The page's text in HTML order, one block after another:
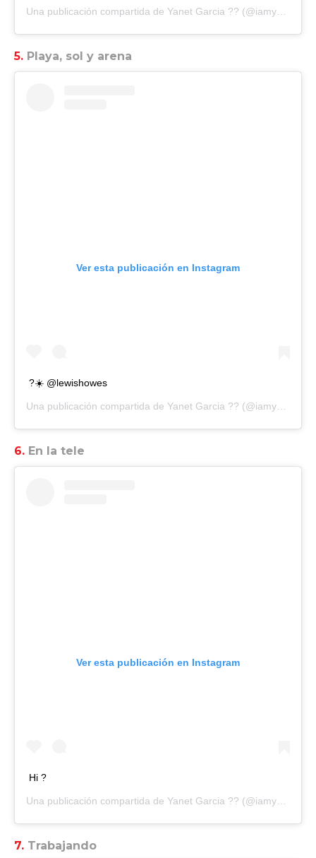
Una publicación compartida de Yanet Garcia ?? (@iamyanetgarcia) el
5. Playa, sol y arena
Ver esta publicación en Instagram
?☀️ @lewishowes
Una publicación compartida de Yanet Garcia ?? (@iamyanetgarcia) el
6. En la tele
Ver esta publicación en Instagram
Hi ?
Una publicación compartida de Yanet Garcia ?? (@iamyanetgarcia) el
7. Trabajando